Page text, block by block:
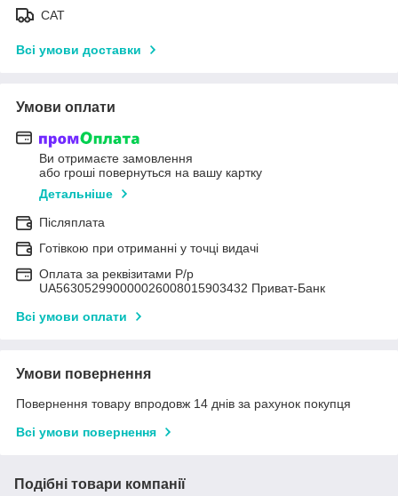
САТ
Всі умови доставки
Умови оплати
Ви отримаєте замовлення
або гроші повернуться на вашу картку
Детальніше
Післяплата
Готівкою при отриманні у точці видачі
Оплата за реквізитами Р/р
UA563052990000026008015903432 Приват-Банк
Всі умови оплати
Умови повернення
Повернення товару впродовж 14 днів за рахунок покупця
Всі умови повернення
Подібні товари компанії